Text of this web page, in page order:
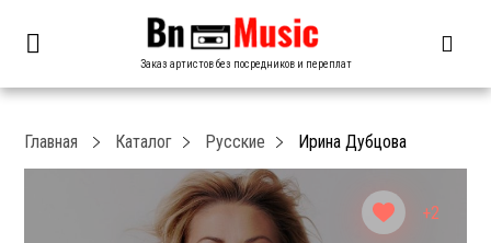
Заказ артистов без посредников и переплат
+2
Главная Каталог Русские Ирина Дубцова